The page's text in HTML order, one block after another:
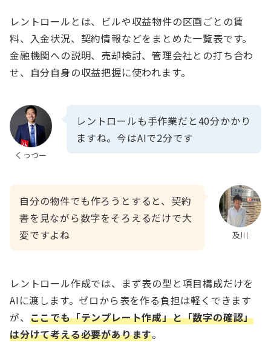
レントロールとは、ビルや収益物件の区画ごとの賃
料、入金状況、契約情報などをまとめた一覧表です。
金融機関への説明、売却検討、管理会社との打ち合わ
せ、自分自身の収益把握に使われます。
くっつー
レントロールも手作業だと40分かかり
ますね。今はAIで2分です
及川
自分の物件でも作ろうとすると、契約
書を見ながら数字をそろえるだけで大
変ですよね
レントロール作成では、まず表の型と項目構成だけを
AIに渡します。ゼロから表を作る負担は軽くできます
が、 ここでも「テンプレート作成」と「数字の確認」
は分けて考える必要があります。